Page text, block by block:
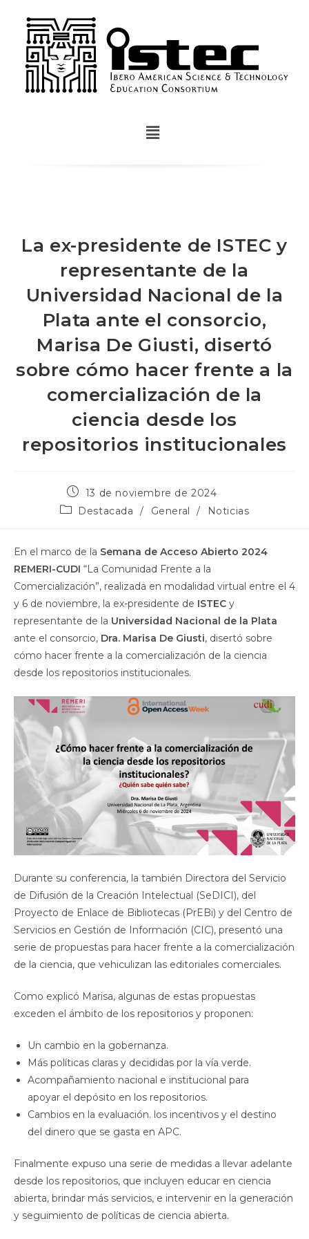
La ex-presidente de ISTEC y
representante de la
Universidad Nacional de la
Plata ante el consorcio,
Marisa De Giusti, disertó
sobre cómo hacer frente a la
comercialización de la
ciencia desde los
repositorios institucionales
13 de noviembre de 2024
Destacada
/ General / Noticias
En el marco de la Semana de Acceso Abierto 2024
REMERI-CUDI “La Comunidad Frente a la
Comercialización”, realizada en modalidad virtual entre el 4
y 6 de noviembre, la ex-presidente de ISTEC y
representante de la Universidad Nacional de la Plata
ante el consorcio, Dra. Marisa De Giusti, disertó sobre
cómo hacer frente a la comercialización de la ciencia
desde los repositorios institucionales.
Durante su conferencia, la también Directora del Servicio
de Difusión de la Creación Intelectual (SeDICI), del
Proyecto de Enlace de Bibliotecas (PrEBi) y del Centro de
Servicios en Gestión de Información (CIC), presentó una
serie de propuestas para hacer frente a la comercialización
de la ciencia, que vehiculizan las editoriales comerciales.
Como explicó Marisa, algunas de estas propuestas
exceden el ámbito de los repositorios y proponen:
Un cambio en la gobernanza.
Más políticas claras y decididas por la vía verde.
Acompañamiento nacional e institucional para
apoyar el depósito en los repositorios.
Cambios en la evaluación. los incentivos y el destino
del dinero que se gasta en APC.
Finalmente expuso una serie de medidas a llevar adelante
desde los repositorios, que incluyen educar en ciencia
abierta, brindar más servicios, e intervenir en la generación
y seguimiento de políticas de ciencia abierta.